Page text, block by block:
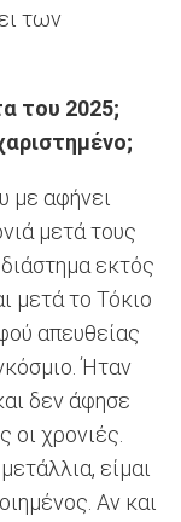
των
του 2025;
με αφήνει
μετά τους
εκτός
μετά το Τόκιο
απευθείας
Ήταν
δεν άφησε
οι χρονιές.
είμαι
Αν και